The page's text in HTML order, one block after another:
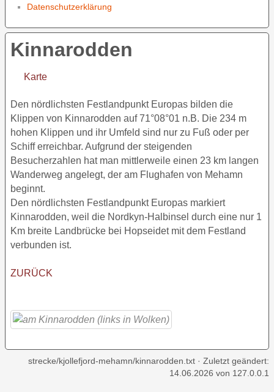
Datenschutzerklärung
Kinnarodden
Karte
Den nördlichsten Festlandpunkt Europas bilden die
Klippen von Kinnarodden auf 71°08°01 n.B. Die 234 m
hohen Klippen und ihr Umfeld sind nur zu Fuß oder per
Schiff erreichbar. Aufgrund der steigenden
Besucherzahlen hat man mittlerweile einen 23 km langen
Wanderweg angelegt, der am Flughafen von Mehamn
beginnt.
Den nördlichsten Festlandpunkt Europas markiert
Kinnarodden, weil die Nordkyn-Halbinsel durch eine nur 1
Km breite Landbrücke bei Hopseidet mit dem Festland
verbunden ist.
ZURÜCK
strecke/kjollefjord-mehamn/kinnarodden.txt · Zuletzt geändert:
14.06.2026 von 127.0.0.1